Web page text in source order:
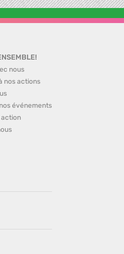
nous
nos actions
événements
action